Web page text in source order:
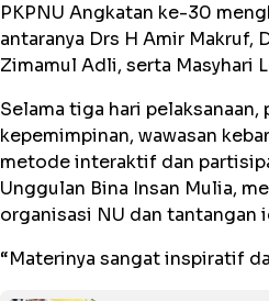
PKPNU Angkatan ke-30
antaranya Drs H Amir Makruf,
Zimamul Adli, serta Masyhari
Selama tiga hari
kepemimpinan, wawasan
metode interaktif dan
Unggulan Bina Insan Mulia,
organisasi NU dan tantangan
“Materinya sangat inspiratif